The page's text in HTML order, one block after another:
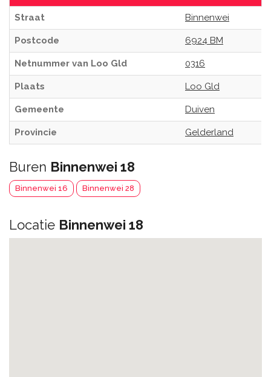
Straat Binnenwei
Postcode 6924 BM
Netnummer van Loo Gld 0316
Plaats Loo Gld
Gemeente Duiven
Provincie Gelderland
Buren Binnenwei 18
Binnenwei 16 Binnenwei 28
Locatie Binnenwei 18